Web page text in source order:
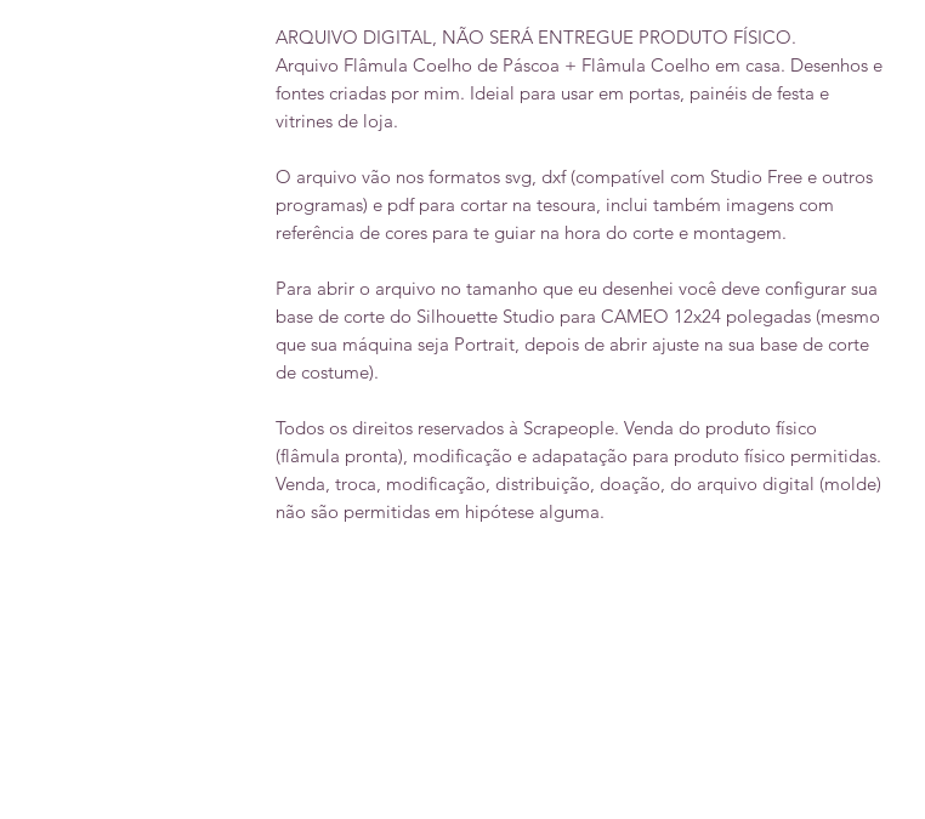
ARQUIVO DIGITAL, NÃO SERÁ ENTREGUE PRODUTO FÍSICO.
Arquivo Flâmula Coelho de Páscoa + Flâmula Coelho em casa. Desenhos e
fontes criadas por mim. Ideial para usar em portas, painéis de festa e
vitrines de loja.
O arquivo vão nos formatos svg, dxf (compatível com Studio Free e outros
programas) e pdf para cortar na tesoura, inclui também imagens com
referência de cores para te guiar na hora do corte e montagem.
Para abrir o arquivo no tamanho que eu desenhei você deve configurar sua
base de corte do Silhouette Studio para CAMEO 12x24 polegadas (mesmo
que sua máquina seja Portrait, depois de abrir ajuste na sua base de corte
de costume).
Todos os direitos reservados à Scrapeople. Venda do produto físico
(flâmula pronta), modificação e adapatação para produto físico permitidas.
Venda, troca, modificação, distribuição, doação, do arquivo digital (molde)
não são permitidas em hipótese alguma.